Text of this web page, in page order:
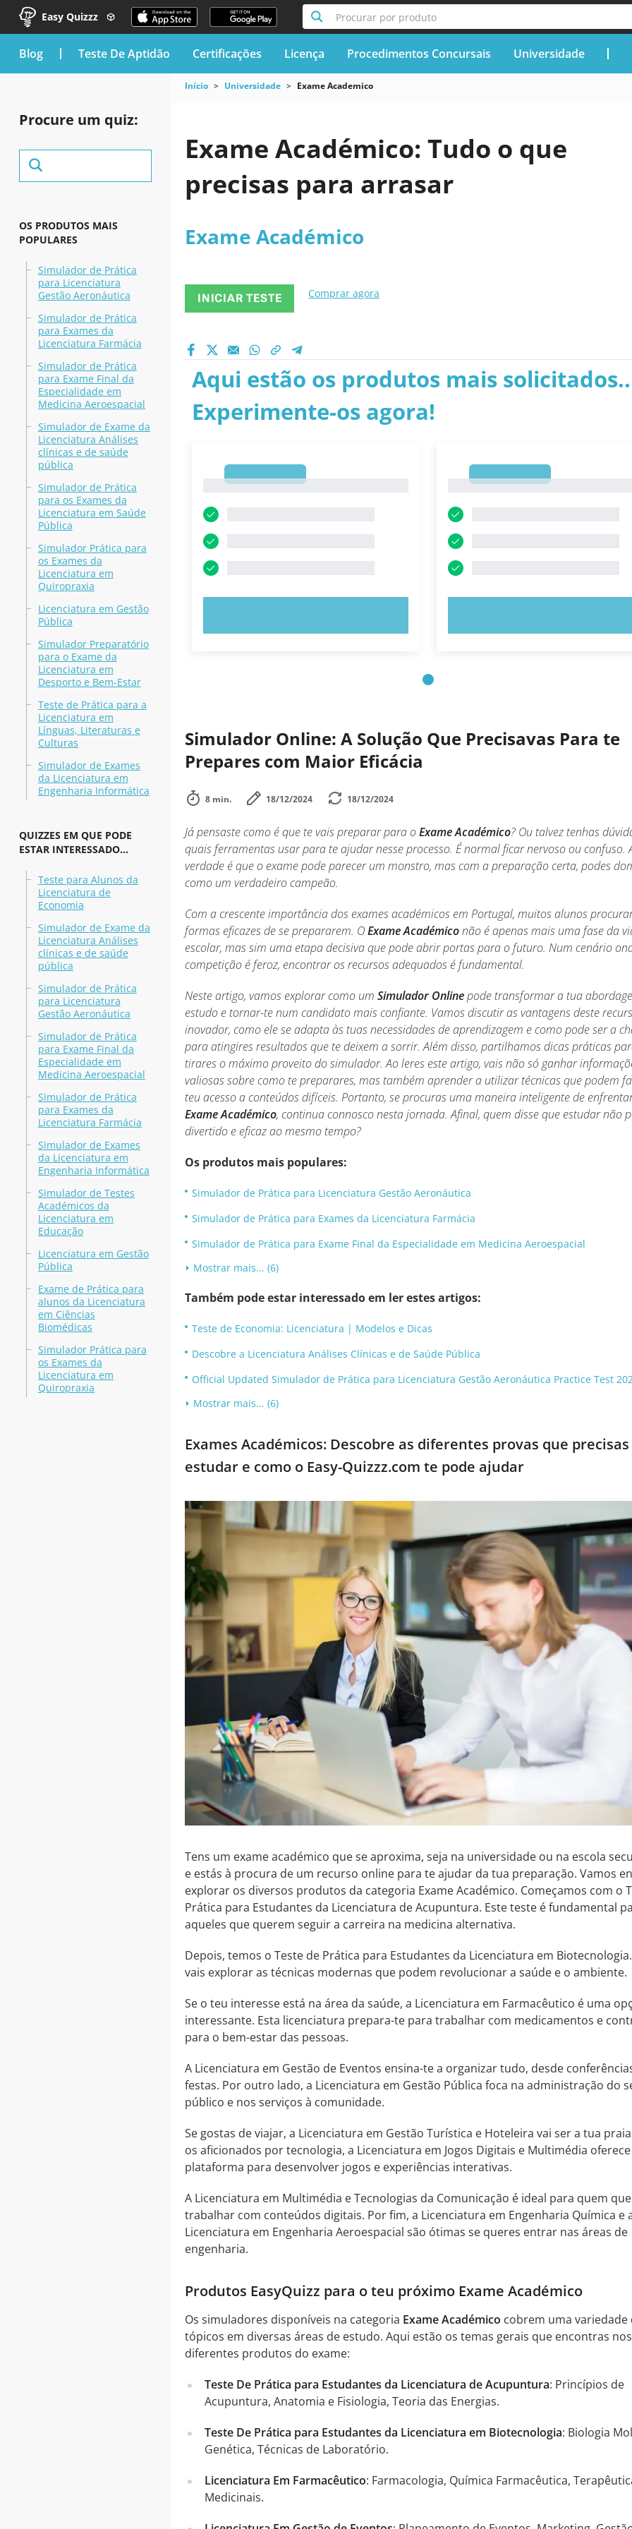
Easy Quizzz Procurar por produto
blog Teste De Aptidão Certificações Licença Procedimentos Concursais Universidade
Procure um quiz:
OS PRODUTOS MAIS
POPULARES
Simulador de Prática
para Licenciatura
Gestão Aeronáutica
Simulador de Prática
para Exames da
Licenciatura Farmácia
Simulador de Prática
para Exame Final da
Especialidade em
Medicina Aeroespacial
Simulador de Exame da
Licenciatura Análises
clínicas e de saúde
pública
Simulador de Prática
para os Exames da
Licenciatura em Saúde
Pública
Simulador Prática para
os Exames da
Licenciatura em
Quiropraxia
Licenciatura em Gestão
Pública
Simulador Preparatório
para o Exame da
Licenciatura em
Desporto e Bem-Estar
Teste de Prática para a
Licenciatura em
Línguas, Literaturas e
Culturas
Simulador de Exames
da Licenciatura em
Engenharia Informática
QUIZZES EM QUE PODE
ESTAR INTERESSADO...
Teste para Alunos da
Licenciatura de
Economia
Simulador de Exame da
Licenciatura Análises
clínicas e de saúde
pública
Simulador de Prática
para Licenciatura
Gestão Aeronáutica
Simulador de Prática
para Exame Final da
Especialidade em
Medicina Aeroespacial
Simulador de Prática
para Exames da
Licenciatura Farmácia
Simulador de Exames
da Licenciatura em
Engenharia Informática
Simulador de Testes
Académicos da
Licenciatura em
Educação
Licenciatura em Gestão
Pública
Exame de Prática para
alunos da Licenciatura
em Ciências
Biomédicas
Simulador Prática para
os Exames da
Licenciatura em
Quiropraxia
Início Universidade Exame Academico
Exame Académico: Tudo o que
precisas para arrasar
Exame Académico
INICIAR TESTE Comprar agora
Aqui estão os produtos mais
Experimente-os agora!
Simulador Online: A Solução Que Precisavas Para te
Prepares com Maior Eficácia
8 min. 18/12/2024 18/12/2024
Já pensaste como é que te vais preparar para oExame Académico? Ou talvez tenhas
quais ferramentas usar para te ajudar nesse processo. É normal ficar nervoso ou confuso.
verdade é que o exame pode parecer um monstro, mas com a preparação certa, podes
como um verdadeiro campeão.
Com a crescente importância dos exames académicos em Portugal, muitos alunos
formas eficazes de se prepararem. OExame Académiconão é apenas mais uma fase da
escolar, mas sim uma etapa decisiva que pode abrir portas para o futuro. Num cenário
competição é feroz, encontrar os recursos adequados é fundamental.
Neste artigo, vamos explorar como um Simulador Onlinepode transformar a tua
estudo e tornar-te num candidato mais confiante. Vamos discutir as vantagens deste
inovador, como ele se adapta às tuas necessidades de aprendizagem e como pode ser a
para atingires resultados que te deixem a sorrir. Além disso, partilhamos dicas práticas
tirares o máximo proveito do simulador. Ao leres este artigo, vais não só ganhar
valiosas sobre como te preparares, mas também aprender a utilizar técnicas que podem
teu acesso a conteúdos difíceis. Portanto, se procuras uma maneira inteligente de
Exame Académico, continua connosco nesta jornada. Afinal, quem disse que estudar não
divertido e eficaz ao mesmo tempo?
Os produtos mais populares:
Simulador de Prática para Licenciatura Gestão Aeronáutica
Simulador de Prática para Exames da Licenciatura Farmácia
Simulador de Prática para Exame Final da Especialidade em Medicina Aeroespacial
Mostrar mais... (6)
Também pode estar interessado em ler estes artigos:
Teste de Economia: Licenciatura | Modelos e Dicas
Descobre a Licenciatura Análises Clínicas e de Saúde Pública
Official Updated Simulador de Prática para Licenciatura Gestão Aeronáutica Practice Test
Mostrar mais... (6)
Exames Académicos: Descobre as diferentes provas que
estudar e como o Easy-Quizzz.com te pode ajudar
Tens um exame académico que se aproxima, seja na universidade ou na escola
e estás à procura de um recurso online para te ajudar da tua preparação. Vamos
explorar os diversos produtos da categoria Exame Académico. Começamos com o
Prática para Estudantes da Licenciatura de Acupuntura. Este teste é fundamental
aqueles que querem seguir a carreira na medicina alternativa.
Depois, temos o Teste de Prática para Estudantes da Licenciatura em
vais explorar as técnicas modernas que podem revolucionar a saúde e o ambiente.
Se o teu interesse está na área da saúde, a Licenciatura em Farmacêutico é uma
interessante. Esta licenciatura prepara-te para trabalhar com medicamentos e
para o bem-estar das pessoas.
A Licenciatura em Gestão de Eventos ensina-te a organizar tudo, desde
festas. Por outro lado, a Licenciatura em Gestão Pública foca na administração do
público e nos serviços à comunidade.
Se gostas de viajar, a Licenciatura em Gestão Turística e Hoteleira vai ser a tua
os aficionados por tecnologia, a Licenciatura em Jogos Digitais e Multimédia
plataforma para desenvolver jogos e experiências interativas.
A Licenciatura em Multimédia e Tecnologias da Comunicação é ideal para quem
trabalhar com conteúdos digitais. Por fim, a Licenciatura em Engenharia Química e
Licenciatura em Engenharia Aeroespacial são ótimas se queres entrar nas áreas de
engenharia.
Produtos EasyQuizz para o teu próximo Exame Académico
Os simuladores disponíveis na categoria Exame Académico cobrem uma variedade
tópicos em diversas áreas de estudo. Aqui estão os temas gerais que encontras nos
diferentes produtos do exame:
Teste De Prática para Estudantes da Licenciatura de Acupuntura: Princípios de
Acupuntura, Anatomia e Fisiologia, Teoria das Energias.
Teste De Prática para Estudantes da Licenciatura em Biotecnologia: Biologia
Genética, Técnicas de Laboratório.
Licenciatura Em Farmacêutico: Farmacologia, Química Farmacêutica,
Medicinais.